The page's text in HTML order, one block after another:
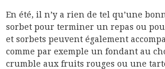
En été, il n’y a rien de tel qu’une
sorbet pour terminer un repas ou
et sorbets peuvent également
comme par exemple un fondant au
crumble aux fruits rouges ou une